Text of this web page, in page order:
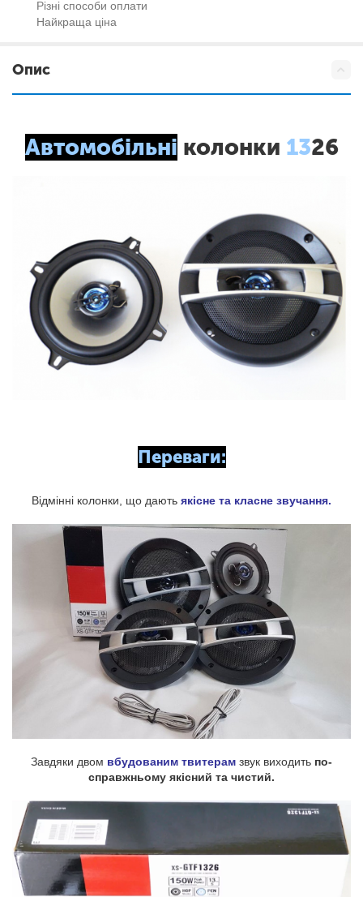
Різні способи оплати
Найкраща ціна
Опис
Автомобільні колонки 1326
Переваги:
Відмінні колонки, що дають якісне та класне звучання.
Завдяки двом вбудованим твитерам звук виходить по-
справжньому якісний та чистий.